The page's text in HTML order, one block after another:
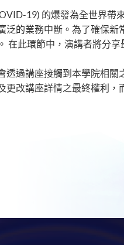
19) 的爆發為全世界帶
泛的業務中斷。為了確保
在此環節中，演講者將分
透過講座接觸到本學院相關
更改講座詳情之最終權利，